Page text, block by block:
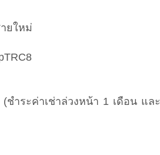
ยใหม่
ำระค่าเช่าล่วงหน้า 1 เดือน และ